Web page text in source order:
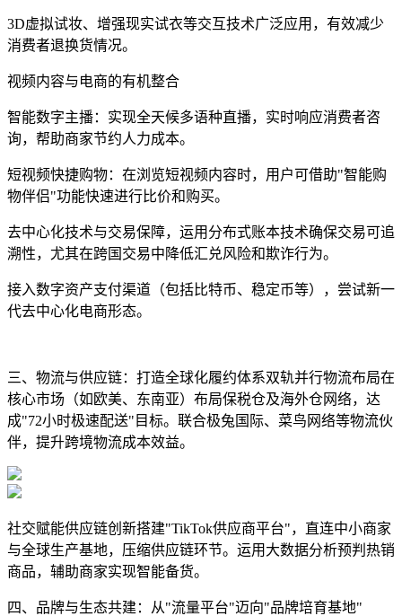
3D虚拟试妆、增强现实试衣等交互技术广泛应用，有效减少
消费者退换货情况。
视频内容与电商的有机整合
智能数字主播：实现全天候多语种直播，实时响应消费者咨
询，帮助商家节约人力成本。
短视频快捷购物：在浏览短视频内容时，用户可借助"智能购
物伴侣"功能快速进行比价和购买。
去中心化技术与交易保障，运用分布式账本技术确保交易可追
溯性，尤其在跨国交易中降低汇兑风险和欺诈行为。
接入数字资产支付渠道（包括比特币、稳定币等），尝试新一
代去中心化电商形态。
三、物流与供应链：打造全球化履约体系双轨并行物流布局在
核心市场（如欧美、东南亚）布局保税仓及海外仓网络，达
成"72小时极速配送"目标。联合极兔国际、菜鸟网络等物流伙
伴，提升跨境物流成本效益。
社交赋能供应链创新搭建"TikTok供应商平台"，直连中小商家
与全球生产基地，压缩供应链环节。运用大数据分析预判热销
商品，辅助商家实现智能备货。
四、品牌与生态共建：从"流量平台"迈向"品牌培育基地"